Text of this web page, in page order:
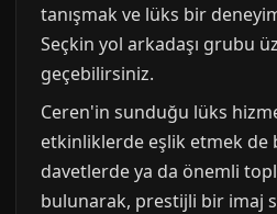
tanışmak ve lüks bir
Seçkin yol arkadaşı grubu
geçebilirsiniz.
Ceren'in sunduğu lüks
etkinliklerde eşlik etmek de
davetlerde ya da önemli
bulunarak, prestijli bir imaj